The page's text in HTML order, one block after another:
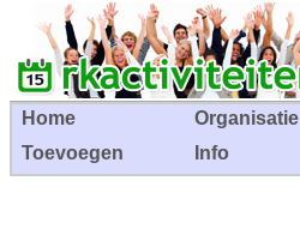
Home Organisatie
Toevoegen
Info